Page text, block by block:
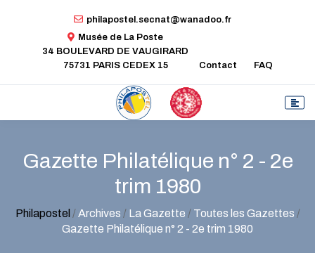
philapostel.secnat@wanadoo.fr
Musée de La Poste
34 BOULEVARD DE VAUGIRARD
75731 PARIS CEDEX 15
Contact FAQ
Gazette Philatélique n° 2 - 2e
trim 1980
Philapostel /Archives / La Gazette / Toutes les Gazettes /
Gazette Philatélique n° 2 - 2e trim 1980